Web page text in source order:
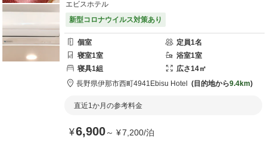
エビスホテル
新型コロナウイルス対策あり
個室 定員1名
寝室1室 浴室1室
寝具1組 広さ14㎡
長野県伊那市西町4941 Ebisu Hotel 目的地から9.4km
直近1か月の参考料金
¥6,900～ ¥7,200/泊